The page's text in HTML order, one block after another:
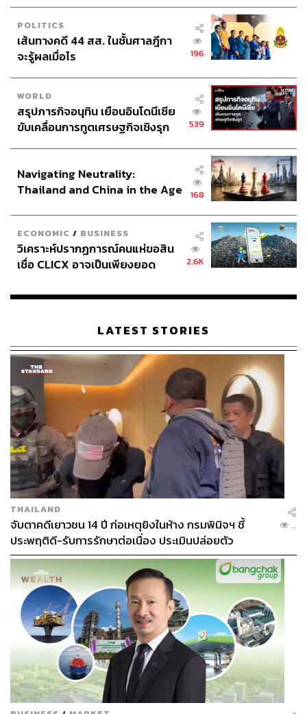
POLITICS
เส้นทางคดี 44 สส. ในชั้นศาลฎีกา
จะรู้ผลเมื่อไร
196
WORLD
สรุปภารกิจอนุทิน เยือนอินโดนีเซีย
ขับเคลื่อนการทูตเศรษฐกิจเชิงรุก
539
Navigating Neutrality:
Thailand and China in the Age
168
ECONOMIC / BUSINESS
วิเคราะห์ปรากฏการณ์คนแห่ขอสิน
เชื่อ CLICX อาจเป็นเพียงยอด
เรือนไทยที่ถูกซุกไว้
2.6K
LATEST STORIES
THAILAND
จับตาคดีเยาวชน 14 ปี ก่อเหตุยิงในห้าง กรมพินิจฯ ชี้
ประพฤติดี-รับการรักษาต่อเนื่อง ประเมินปล่อยตัว
...